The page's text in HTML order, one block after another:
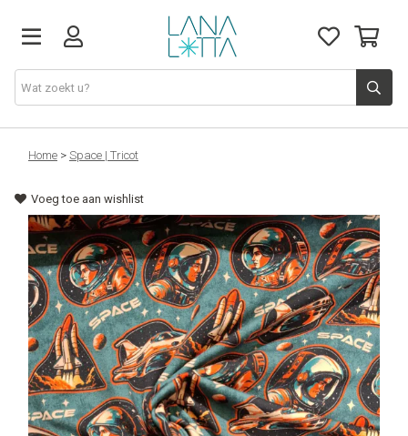
Stoffen
Fournituren
Naaigerief
Patronen
Naaimachines
Workshops
Home > Space | Tricot
Voeg toe aan wishlist